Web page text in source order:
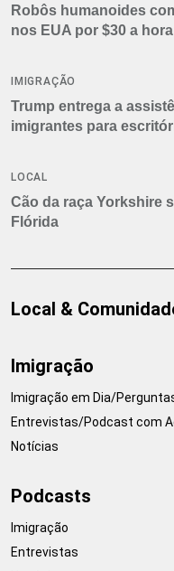
Robôs humanoides
nos EUA por $30 a hora
IMIGRAÇÃO
Trump entrega a
imigrantes para
LOCAL
Cão da raça Yorkshire
Flórida
Local &
Imigração
Imigração em Dia/
Entrevistas/Podcast com
Notícias
Podcasts
Imigração
Entrevistas